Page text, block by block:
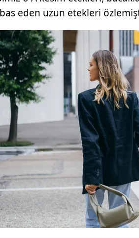
mevzuata uygun olarak kullanılan
eden uzun etekleri